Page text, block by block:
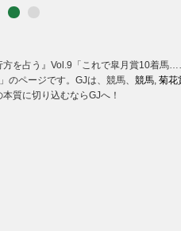
方を占う』Vol.9「これで皐月賞10着馬
のページです。GJは、競馬、 競馬, 菊花
質に切り込むならGJへ！